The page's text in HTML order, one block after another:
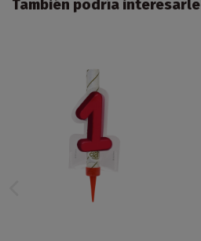
También podría interesarle